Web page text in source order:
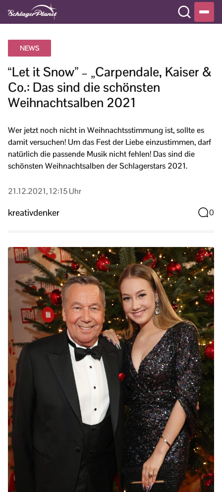
NEWS
“Let it Snow” – „Carpendale, Kaiser &
Co.: Das sind die schönsten
Weihnachtsalben 2021
Wer jetzt noch nicht in Weihnachtsstimmung ist, sollte es
damit versuchen! Um das Fest der Liebe einzustimmen, darf
natürlich die passende Musik nicht fehlen! Das sind die
schönsten Weihnachtsalben der Schlagerstars 2021.
21.12.2021, 12:15 Uhr
kreativdenker 0